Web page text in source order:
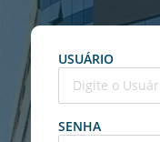
USUÁRIO
SENHA